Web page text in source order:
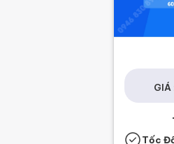
GIÁ
Tốc